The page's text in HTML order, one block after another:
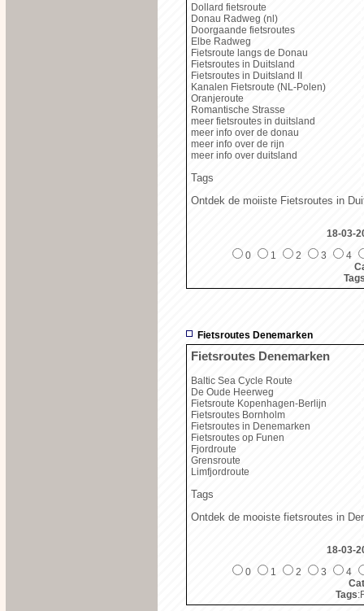
Dollard fietsroute
Donau Radweg (nl)
Doorgaande fietsroutes
Elbe Radweg
Fietsroute langs de Donau
Fietsroutes in Duitsland
Fietsroutes in Duitsland II
Kanalen Fietsroute (NL-Polen)
Oranjeroute
Romantische Strasse
meer fietsroutes in duitsland
meer info over de donau
meer info over de rijn
meer info over duitsland
Tags
Ontdek de moiiste Fietsroutes in
18-03-
0
1 2 3
4
Fietsroutes Denemarken
Fietsroutes Denemarken
Baltic Sea Cycle Route
De Oude Heerweg
Fietsroute Kopenhagen-Berlijn
Fietsroutes Bornholm
Fietsroutes in Denemarken
Fietsroutes op Funen
Fjordroute
Grensroute
Limfjordroute
Tags
Ontdek de mooiste fietsroutes in
18-03-
0
1 2 3
4
Tags